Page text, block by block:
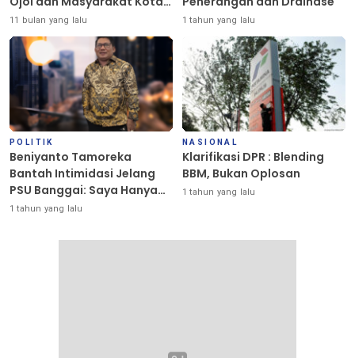
Palu Berlangsung Damai
11 bulan yang lalu 1 tahun yang lalu
POLITIK
Beniyanto Tamoreka
Bantah Intimidasi Jelang
PSU Banggai: Saya Hanya
Ingin Redakan Suasana
1 tahun yang lalu
NASIONAL
Klarifikasi DPR : Blending
BBM, Bukan Oplosan
1 tahun yang lalu